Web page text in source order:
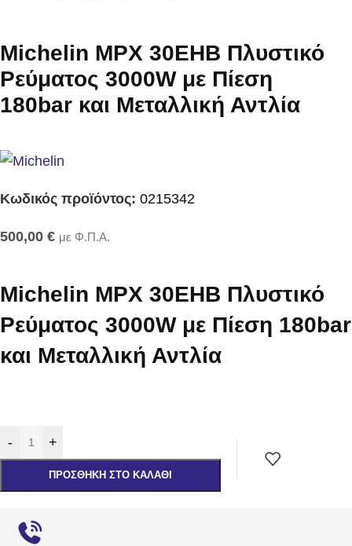
Michelin MPX 30EHB Πλυστικό
Ρεύματος 3000W με Πίεση
180bar και Μεταλλική Αντλία
Κωδικός προϊόντος: 0215342
500,00 € με Φ.Π.Α.
Michelin MPX 30EHB Πλυστικό
Ρεύματος 3000W με Πίεση 180bar
και Μεταλλική Αντλία
- +
ΠΡΟΣΘΉΚΗ ΣΤΟ ΚΑΛΆΘΙ